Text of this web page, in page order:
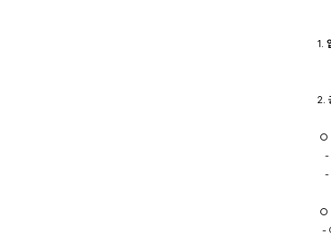
1.
2.
○
○